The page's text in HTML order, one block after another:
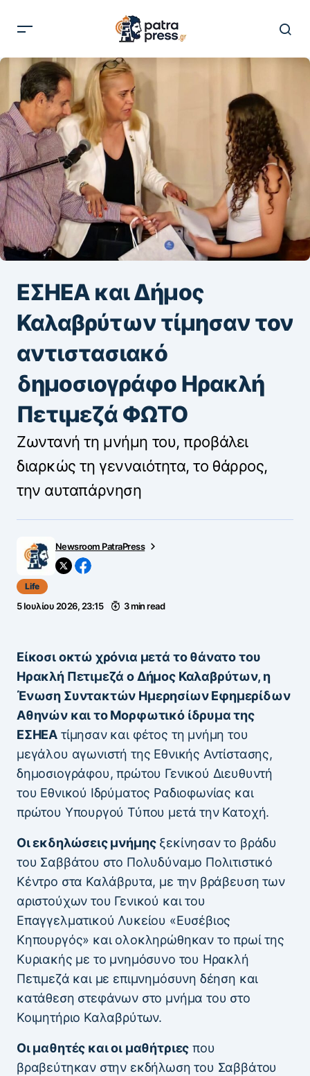
ΕΣΗΕΑ και Δήμος
Καλαβρύτων τίμησαν τον
αντιστασιακό
δημοσιογράφο Ηρακλή
Πετιμεζά ΦΩΤΟ
Ζωντανή τη μνήμη του, προβάλει
διαρκώς τη γενναιότητα, το θάρρος,
την αυταπάρνηση
Newsroom PatraPress
Life
5 Ιουλίου 2026, 23:15 3 min read
Είκοσι οκτώ χρόνια μετά το θάνατο του
Ηρακλή Πετιμεζά ο Δήμος Καλαβρύτων, η
Ένωση Συντακτών Ημερησίων Εφημερίδων
Αθηνών και το Μορφωτικό ίδρυμα της
ΕΣΗΕΑ τίμησαν και φέτος τη μνήμη του
μεγάλου αγωνιστή της Εθνικής Αντίστασης,
δημοσιογράφου, πρώτου Γενικού Διευθυντή
του Εθνικού Ιδρύματος Ραδιοφωνίας και
πρώτου Υπουργού Τύπου μετά την Κατοχή.
Οι εκδηλώσεις μνήμηςξεκίνησαν το βράδυ
του Σαββάτου στο Πολυδύναμο Πολιτιστικό
Κέντρο στα Καλάβρυτα, με την βράβευση των
αριστούχων του Γενικού και του
Επαγγελματικού Λυκείου «Ευσέβιος
Κηπουργός» και ολοκληρώθηκαν το πρωί της
Κυριακής με το μνημόσυνο του Ηρακλή
Πετιμεζά και με επιμνημόσυνη δέηση και
κατάθεση στεφάνων στο μνήμα του στο
Κοιμητήριο Καλαβρύτων.
Οι μαθητές και οι μαθήτριες που
βραβεύτηκαν στην εκδήλωση του Σαββάτου